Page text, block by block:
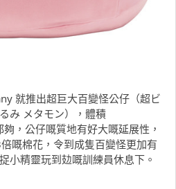
就推出超巨大百變怪公仔（超ビ
み メタモン），體積
，公仔嘅質地有好大嘅延展性，
嘅棉花，令到成隻百變怪更加有
小精靈玩到攰嘅訓練員休息下。